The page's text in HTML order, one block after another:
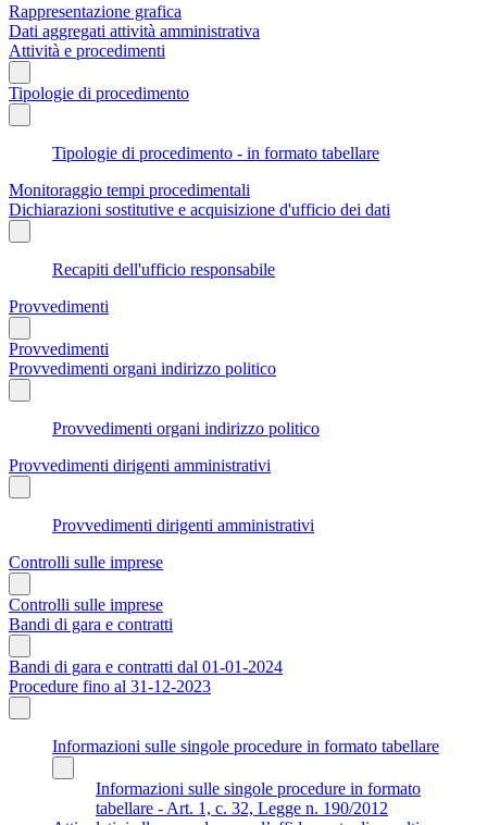
Rappresentazione grafica
Dati aggregati attività amministrativa
Attività e procedimenti
Tipologie di procedimento
Tipologie di procedimento - in formato tabellare
Monitoraggio tempi procedimentali
Dichiarazioni sostitutive e acquisizione d'ufficio dei dati
Recapiti dell'ufficio responsabile
Provvedimenti
Provvedimenti
Provvedimenti organi indirizzo politico
Provvedimenti organi indirizzo politico
Provvedimenti dirigenti amministrativi
Provvedimenti dirigenti amministrativi
Controlli sulle imprese
Controlli sulle imprese
Bandi di gara e contratti
Bandi di gara e contratti dal 01-01-2024
Procedure fino al 31-12-2023
Informazioni sulle singole procedure in formato tabellare
Informazioni sulle singole procedure in formato
tabellare - Art. 1, c. 32, Legge n. 190/2012